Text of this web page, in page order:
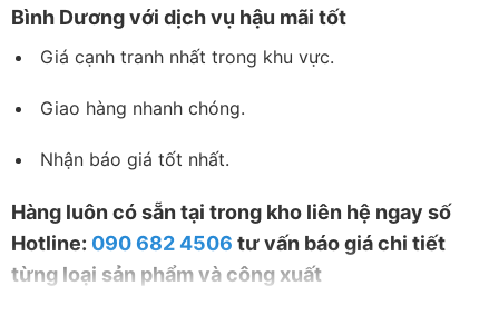
Bình Dương với dịch vụ hậu mãi tốt
Giá cạnh tranh nhất trong khu vực.
Giao hàng nhanh chóng.
Nhận báo giá tốt nhất.
Hàng luôn có sẵn tại trong kho liên hệ ngay số
Hotline: 090 682 4506 tư vấn báo giá chi tiết
từng loại sản phẩm và công xuất